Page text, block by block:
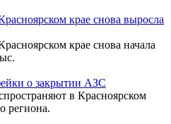
крае снова выросла
крае снова начала
о закрытии АЗС
в Красноярском
региона.